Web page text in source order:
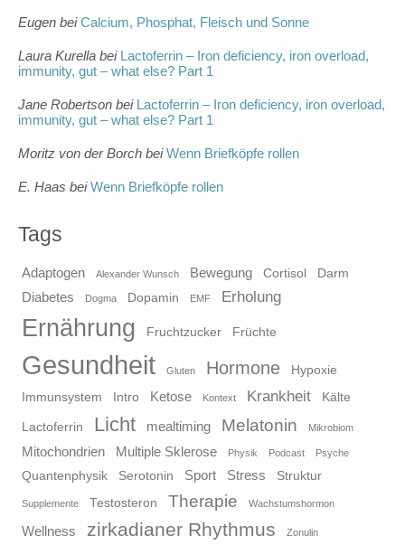
Eugen beiCalcium, Phosphat, Fleisch und Sonne
Laura Kurella bei Lactoferrin – Iron deficiency, iron overload,
immunity, gut – what else? Part 1
Jane Robertson bei Lactoferrin – Iron deficiency, iron overload,
immunity, gut – what else? Part 1
Moritz von der Borch beiWenn Briefköpfe rollen
E. Haas beiWenn Briefköpfe rollen
Tags
Adaptogen Alexander Wunsch Bewegung Cortisol Darm
Diabetes Dogma Dopamin EMF Erholung
Ernährung Fruchtzucker Früchte
Gesundheit Gluten Hormone
Hypoxie
Immunsystem
Intro Ketose Kontext Krankheit Kälte
Lactoferrin Licht mealtiming Melatonin Mikrobiom
Mitochondrien Multiple Sklerose Physik Podcast Psyche
Quantenphysik Serotonin Sport Stress Struktur
Supplemente Testosteron Therapie Wachstumshormon
Wellness zirkadianer Rhythmus Zonulin